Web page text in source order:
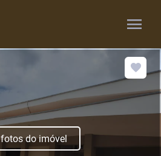
menu
do imóvel